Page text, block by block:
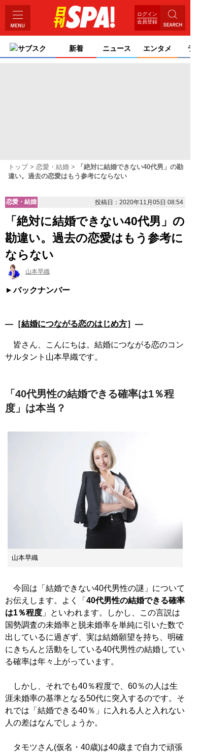
ログイン
会員登録
サブスク 新着 ニュース エンタメ ライ
トップ 恋愛・結婚
「絶対に結婚できない40代男」の勘
違い。過去の恋愛はもう参考にならない
恋愛・結婚 投稿日：2020年11月05日 08:54
「絶対に結婚できない40代男」の
勘違い。過去の恋愛はもう参考に
ならない
山本早織
バックナンバー
―［結婚につながる恋のはじめ方］―
皆さん、こんにちは。結婚につながる恋のコン
サルタント山本早織です。
「40代男性の結婚できる確率は1％程
度」は本当？
山本早織
今回は「結婚できない40代男性の謎」について
お伝えします。よく「 40代男性の結婚できる確率
は1％程度 」といわれます。しかし、この言説は
国勢調査の未婚率と脱未婚率を単純に引いた数で
出しているに過ぎず、実は結婚願望を持ち、明確
にきちんと活動をしている40代男性の結婚してい
る確率は年々上がっています。
しかし、それでも40％程度で、60％の人は生
涯未婚率の基準となる50代に突入するのです。そ
れでは「結婚できる40％」に入れる人と入れない
人の差はなんでしょうか。
タモツさん(仮名・40歳)は40歳まで自力で頑張